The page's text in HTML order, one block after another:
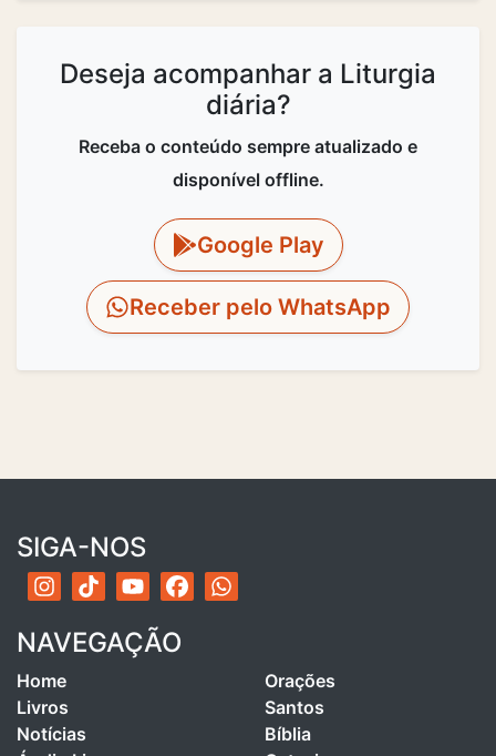
Deseja acompanhar a Liturgia
diária?
Receba o conteúdo sempre atualizado e
disponível offline.
Google Play
Receber pelo WhatsApp
SIGA-NOS
NAVEGAÇÃO
Home
Livros
Notícias
Orações
Santos
Bíblia